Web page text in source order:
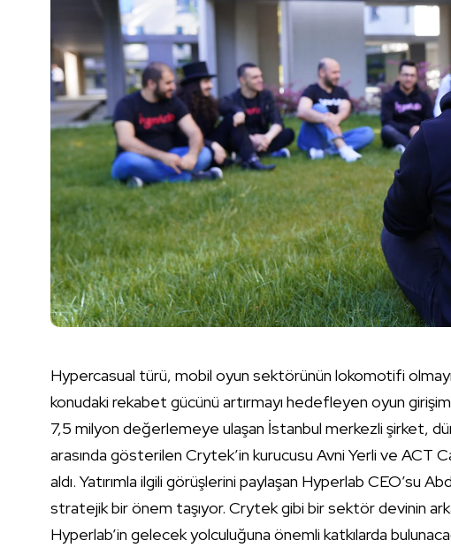
Hypercasual türü, mobil oyun sektörünün lokomotifi olmayı
konudaki rekabet gücünü artırmayı hedefleyen oyun
7,5 milyon değerlemeye ulaşan İstanbul merkezli şirket,
arasında gösterilen Crytek’in kurucusu Avni Yerli ve ACT
aldı. Yatırımla ilgili görüşlerini paylaşan Hyperlab CEO’su
stratejik bir önem taşıyor. Crytek gibi bir sektör devinin
Hyperlab’in gelecek yolculuğuna önemli katkılarda